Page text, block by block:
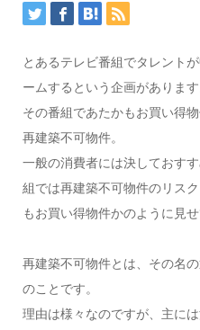
とあるテレビ番組でタレント
ームするという企画があります
その番組であたかもお買い得
再建築不可物件。
一般の消費者には決しておす
組では再建築不可物件のリス
もお買い得物件かのように見
再建築不可物件とは、その名
のことです。
理由は様々なのですが、主に